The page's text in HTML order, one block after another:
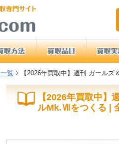
覧 【2026年買取中】週刊 ガール
【2026年買取中】
ルMk.Ⅶをつくる |